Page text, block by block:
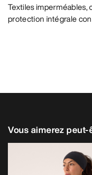
Textiles
protection intégrale
Vous aimerez